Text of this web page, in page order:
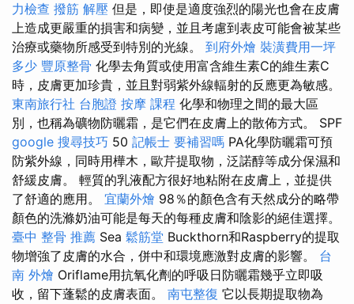
力檢查 撥筋 解壓 但是，即使是適度強烈的陽光也會在皮膚
上造成更嚴重的損害和病變，並且考慮到表皮可能會被某些
治療或藥物所感受到特別的光線。 到府外燴 裝潢費用一坪
多少 豐原整骨 化學去角質或使用富含維生素C的維生素C
時，皮膚更加珍貴，並且對弱紫外線輻射的反應更為敏感。
東南旅行社 台胞證 按摩 課程 化學和物理之間的最大區
別，也稱為礦物防曬霜，是它們在皮膚上的散佈方式。 SPF
google 搜尋技巧 50 記帳士 要補習嗎 PA化學防曬霜可預
防紫外線，同時用樺木，歐芹提取物，泛諾醇等成分保濕和
舒緩皮膚。 輕質的乳液配方很好地粘附在皮膚上，並提供
了舒適的應用。 宜蘭外燴 98％的顏色含有天然成分的略帶
顏色的洗滌奶油可能是每天的每種皮膚和陰影的絕佳選擇。
臺中 整骨 推薦 Sea 鬆筋堂 Buckthorn和Raspberry的提取
物增強了皮膚的水合，併中和環境應激對皮膚的影響。 台
南 外燴 Oriflame用抗氧化劑的呼吸日防曬霜幾乎立即吸
收，留下蓬鬆的皮膚表面。 南屯整復 它以長期提取物為